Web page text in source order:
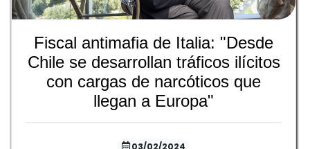
Fiscal antimafia de Italia: "Desde
Chile se desarrollan tráficos ilícitos
con cargas de narcóticos que
llegan a Europa"
03/02/2024